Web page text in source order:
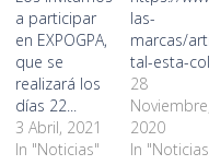
a participar
en EXPOGPA,
que se
realizará los
días 22...
3 Abril, 2021
In "Noticias"
las-
marcas/
tal-esta-
28
Noviembre,
2020
In